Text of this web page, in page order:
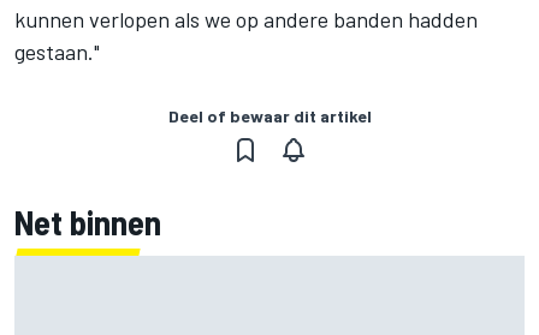
kunnen verlopen als we op andere banden hadden
gestaan."
Deel of bewaar dit artikel
Net binnen